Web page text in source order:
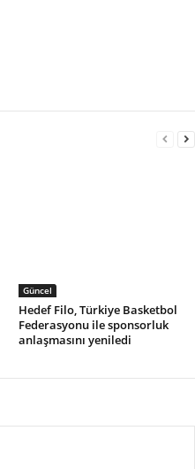
Güncel
Hedef Filo, Türkiye Basketbol
Federasyonu ile sponsorluk
anlaşmasını yeniledi